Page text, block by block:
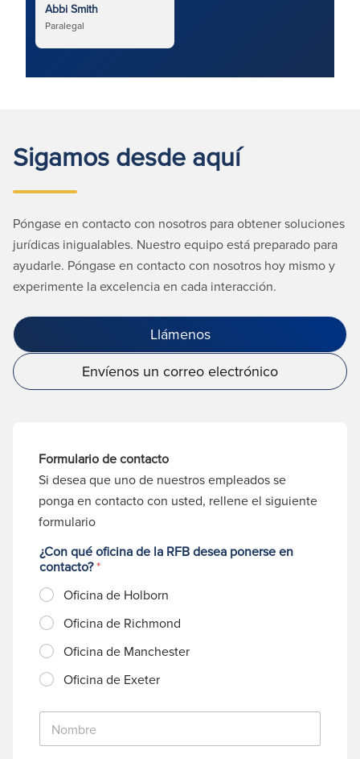
Abbi Smith
Paralegal
Sigamos desde aquí
Póngase en contacto con nosotros para obtener soluciones
jurídicas inigualables. Nuestro equipo está preparado para
ayudarle. Póngase en contacto con nosotros hoy mismo y
experimente la excelencia en cada interacción.
Llámenos
Envíenos un correo electrónico
Formulario de contacto
Si desea que uno de nuestros empleados se
ponga en contacto con usted, rellene el siguiente
formulario
¿Con qué oficina de la RFB desea ponerse en
contacto?*
Oficina de Holborn
Oficina de Richmond
Oficina de Manchester
Oficina de Exeter
N
m